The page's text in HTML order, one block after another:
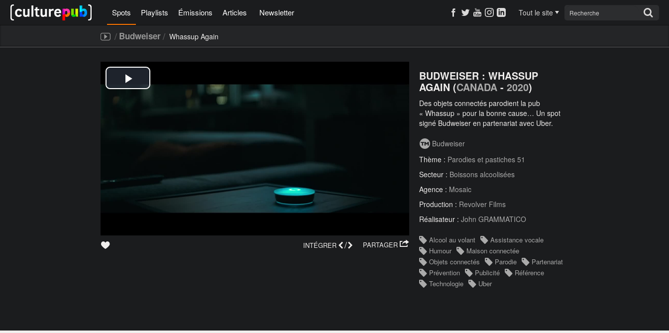
Spots Playlists Émissions Articles Newsletter Tout le site
/ Budweiser/ Whassup Again
PARTAGER
INTÉGRER /
BUDWEISER : WHASSUP
AGAIN (CANADA - 2020)
Des objets connectés parodient la pub
« Whassup » pour la bonne cause… Un spot
signé Budweiser en partenariat avec Uber.
Budweiser
Thème : Parodies et pastiches 51
Secteur : Boissons alcoolisées
Agence : Mosaic
Production : Revolver Films
Réalisateur : John GRAMMATICO
Alcool au volant
Assistance vocale
Humour
Maison connectée
Objets connectés
Parodie
Partenariat
Prévention
Publicité
Référence
Technologie
Uber